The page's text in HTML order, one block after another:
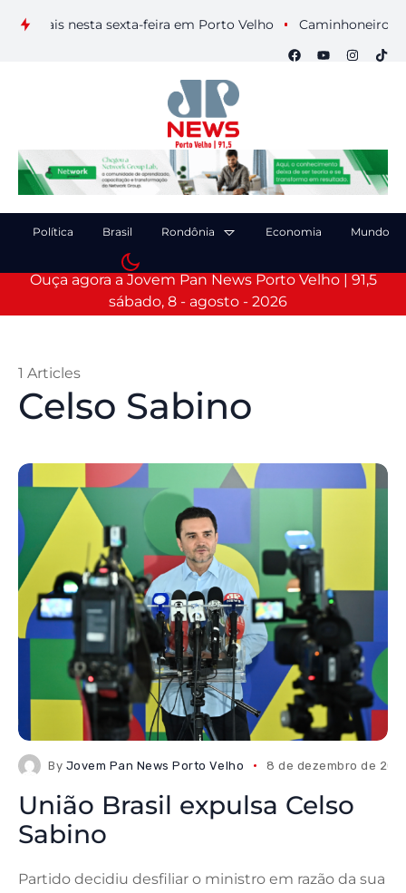
nesta sexta-feira em Porto Velho Caminhoneiro morre
Política Brasil Rondônia Economia Mundo
Ouça agora a Jovem Pan News Porto Velho | 91,5
sábado, 8 - agosto - 2026
Celso Sabino
1 Articles
By Jovem Pan News Porto Velho 8 de dezembro de
União Brasil expulsa Celso
Sabino
Partido decidiu desfiliar o ministro em razão da sua